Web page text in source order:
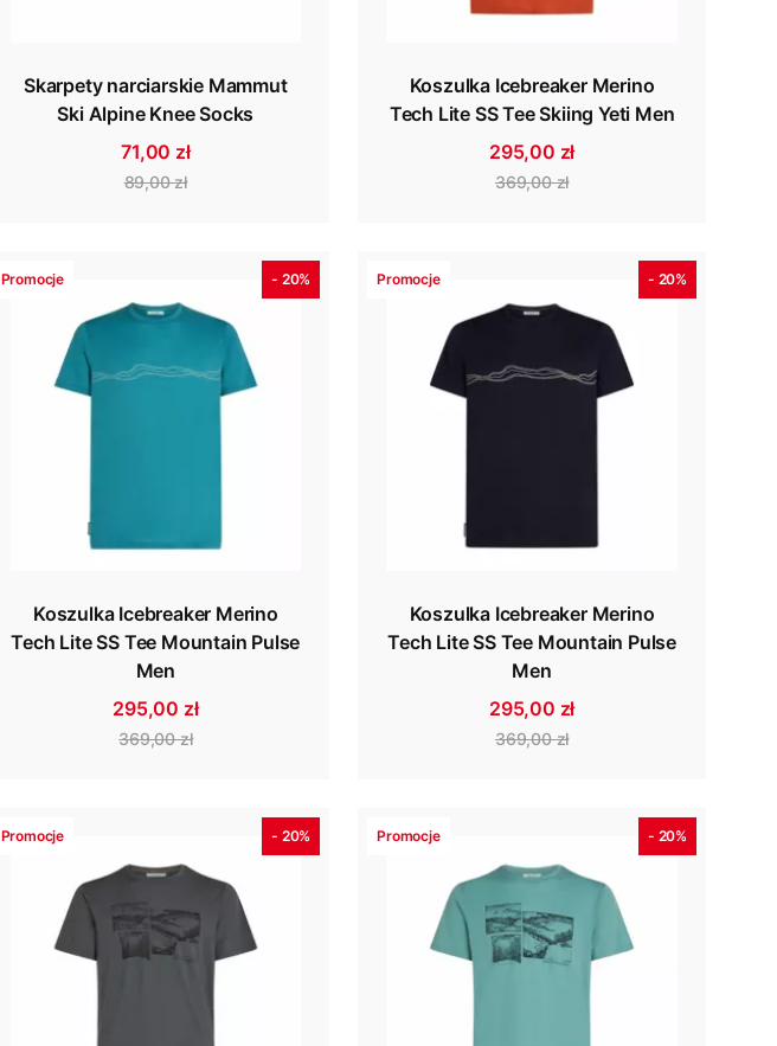
Skarpety narciarskie Mammut
Ski Alpine Knee Socks
71,00 zł
89,00 zł
Koszulka Icebreaker Merino
Tech Lite SS Tee Skiing Yeti Men
295,00 zł
369,00 zł
Promocje - 20%
Koszulka Icebreaker Merino
Tech Lite SS Tee Mountain Pulse
Men
295,00 zł
369,00 zł
Promocje - 20%
Koszulka Icebreaker Merino
Tech Lite SS Tee Mountain Pulse
Men
295,00 zł
369,00 zł
Promocje - 20% Promocje - 20%